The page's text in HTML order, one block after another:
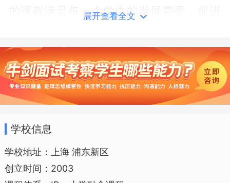
的课程满足每一个学生的发展需要，促进
优质校本课程，不断完善和丰富学生课程
选择，促进中外课程的融合，确保学生在
不同的领域获得强势发展，为学生提供走
向未来的无限可能，培养影响世界的中国
人。
展开查看全文
学校信息
学校地址：上海 浦东新区
创立时间：2003